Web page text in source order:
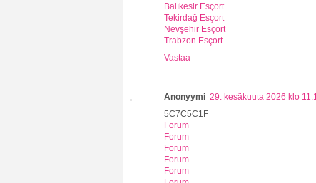
Balıkesir Esçort
Tekirdağ Esçort
Nevşehir Esçort
Trabzon Esçort
Vastaa
Anonyymi 29. kesäkuuta 2026 klo
5C7C5C1F
Forum
Forum
Forum
Forum
Forum